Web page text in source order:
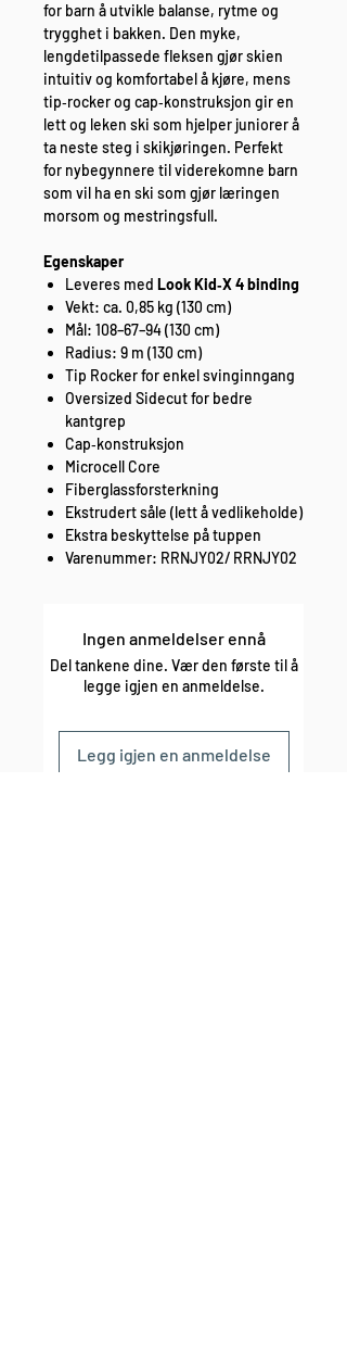
for barn å utvikle balanse, rytme og
trygghet i bakken. Den myke,
lengdetilpassede fleksen gjør skien
intuitiv og komfortabel å kjøre, mens
tip‑rocker og cap‑konstruksjon gir en
lett og leken ski som hjelper juniorer å
ta neste steg i skikjøringen. Perfekt
for nybegynnere til viderekomne barn
som vil ha en ski som gjør læringen
morsom og mestringsfull.
Egenskaper
Leveres med Look Kid‑X 4 binding
Vekt: ca. 0,85 kg (130 cm)
Mål: 108–67–94 (130 cm)
Radius: 9 m (130 cm)
Tip Rocker for enkel svinginngang
Oversized Sidecut for bedre
kantgrep
Cap‑konstruksjon
Microcell Core
Fiberglassforsterkning
Ekstrudert såle (lett å vedlikeholde)
Ekstra beskyttelse på tuppen
Varenummer: RRNJY02/ RRNJY02
Ingen anmeldelser ennå
Del tankene dine. Vær den første til å
legge igjen en anmeldelse.
Legg igjen en anmeldelse